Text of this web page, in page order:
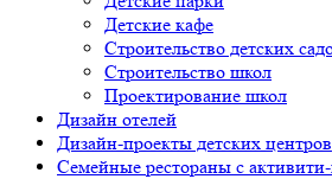
Детские кафе
Строительство детских
Строительство школ
Проектирование школ
Дизайн отелей
Дизайн-проекты детских центров
Семейные рестораны с